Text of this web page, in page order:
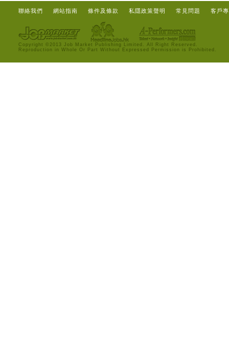
聯絡我們 網站指南 條件及條款 私隱政策聲明 常見問題 客戶
Copyright ©2013 Job Market Publishing Limited. All Right Reserved.
Reproduction in Whole Or Part Without Expressed Permission is Prohibited.